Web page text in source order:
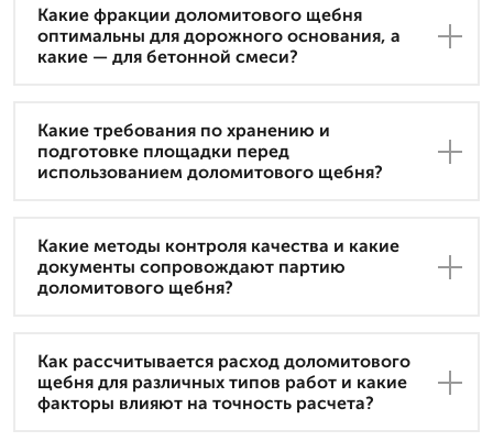
Какие фракции доломитового щебня
оптимальны для дорожного основания, а
какие — для бетонной смеси?
Какие требования по хранению и
подготовке площадки перед
использованием доломитового щебня?
Какие методы контроля качества и какие
документы сопровождают партию
доломитового щебня?
Как рассчитывается расход доломитового
щебня для различных типов работ и какие
факторы влияют на точность расчета?